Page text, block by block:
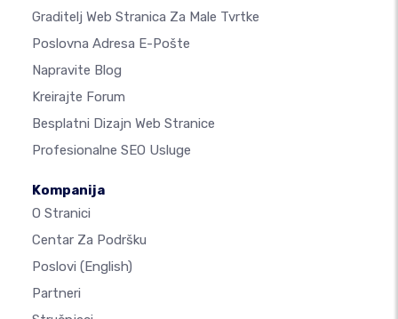
Graditelj Web Stranica Za Male Tvrtke
Poslovna Adresa E-Pošte
Napravite Blog
Kreirajte Forum
Besplatni Dizajn Web Stranice
Profesionalne SEO Usluge
Kompanija
O Stranici
Centar Za Podršku
Poslovi (English)
Partneri